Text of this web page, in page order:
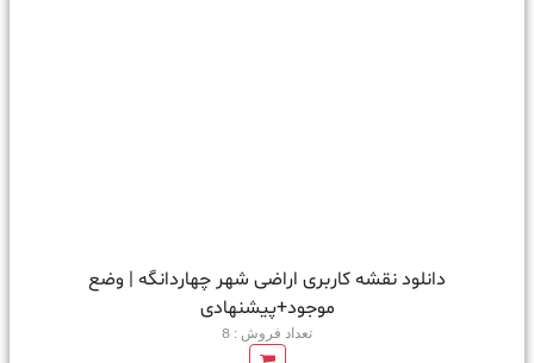
دانلود نقشه کاربری اراضی شهر چهاردانگه | وضع
موجود+پیشنهادی
تعداد فروش : 8